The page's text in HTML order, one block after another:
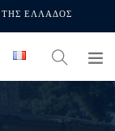
ΤΗΣ ΕΛΛΑΔΟΣ